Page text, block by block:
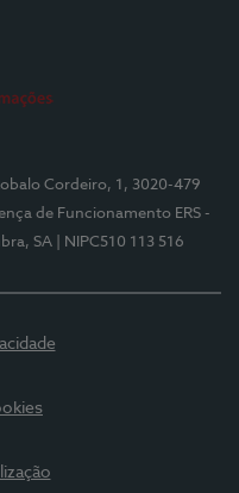
Cordeiro, 1, 3020-479
de Funcionamento ERS -
SA | NIPC510 113 516